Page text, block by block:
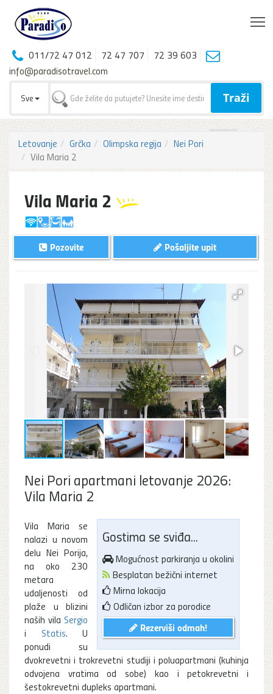
011/72 47 012 72 47 707
72 39 603
info@paradisotravel.com
Sve Traži
Letovanje Grčka Olimpska regija
Nei Pori
Vila Maria 2
Vila Maria 2
Pošaljite upit
Pozovite
Nei Pori apartmani letovanje 2026:
Vila Maria 2
Gostima se sviđa...
Mogućnost parkiranja u okolini
Besplatan bežični internet
Mirna lokacija
Odličan izbor za porodice
Rezerviši odmah!
Vila Maria se
nalazi u novom
delu Nei Porija,
na oko 230
metara
udaljenosti od
plaže u blizini
naših vila Sergio
i Statis. U
ponudi su
dvokrevetni i trokrevetni studiji i poluapartmani (kuhinja
odvojena vratima od sobe) kao i petokrevetni i
šestokrevetni dupleks apartmani.